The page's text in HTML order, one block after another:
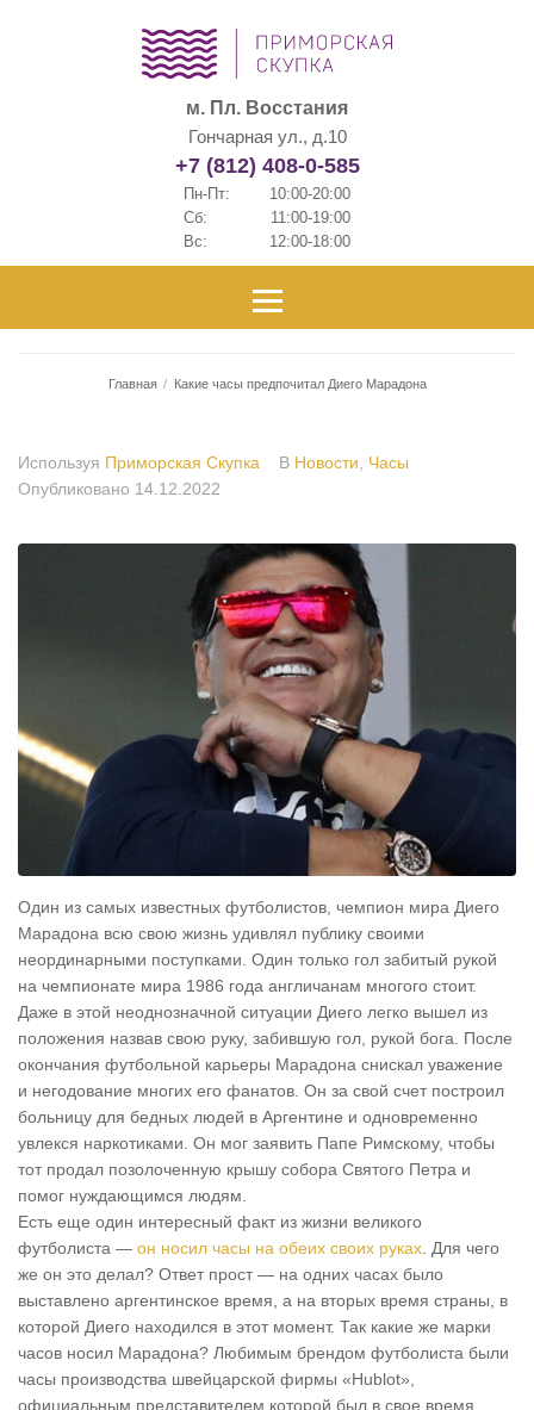
м. Пл. Восстания
Гончарная ул., д.10
+7 (812) 408-0-585
Пн-Пт:
10:00-20:00
Сб:
11:00-19:00
Вс:
12:00-18:00
Главная / Какие часы предпочитал Диего Марадона
Используя Приморская Скупка В Новости
Часы
Опубликовано 14.12.2022
Один из самых известных футболистов, чемпион мира Диего
Марадона всю свою жизнь удивлял публику своими
неординарными поступками. Один только гол забитый рукой
на чемпионате мира 1986 года англичанам многого стоит.
Даже в этой неоднозначной ситуации Диего легко вышел из
положения назвав свою руку, забившую гол, рукой бога. После
окончания футбольной карьеры Марадона снискал уважение
и негодование многих его фанатов. Он за свой счет построил
больницу для бедных людей в Аргентине и одновременно
увлекся наркотиками. Он мог заявить Папе Римскому, чтобы
тот продал позолоченную крышу собора Святого Петра и
помог нуждающимся людям.
Есть еще один интересный факт из жизни великого
футболиста — он носил часы на обеих своих руках . Для чего
же он это делал? Ответ прост — на одних часах было
выставлено аргентинское время, а на вторых время страны, в
которой Диего находился в этот момент. Так какие же марки
часов носил Марадона? Любимым брендом футболиста были
часы производства швейцарской фирмы «Hublot»,
официальным представителем которой был в свое время